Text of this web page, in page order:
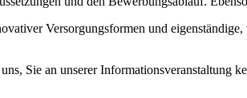
Versorgungsformen und
Sie an unserer Informationsveranstaltung